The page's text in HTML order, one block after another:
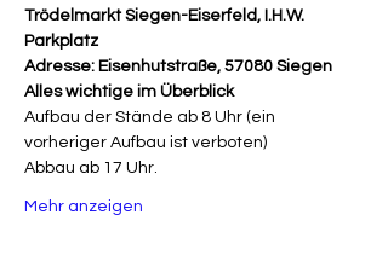
Trödelmarkt Siegen-Eiserfeld, I.H.W.
Parkplatz
Adresse: Eisenhutstraße, 57080 Siegen
Alles wichtige im Überblick
Aufbau der Stände ab 8 Uhr (ein
vorheriger Aufbau ist verboten)
Abbau ab 17 Uhr.
Mehr anzeigen